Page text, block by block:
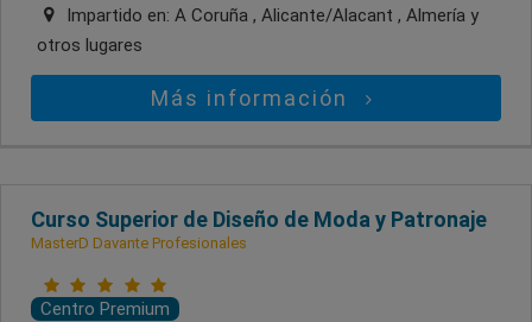
Impartido en: A Coruña , Alicante/Alacant , Almería y
otros lugares
Más información
Curso Superior de Diseño de Moda y Patronaje
MasterD Davante Profesionales
Centro Premium